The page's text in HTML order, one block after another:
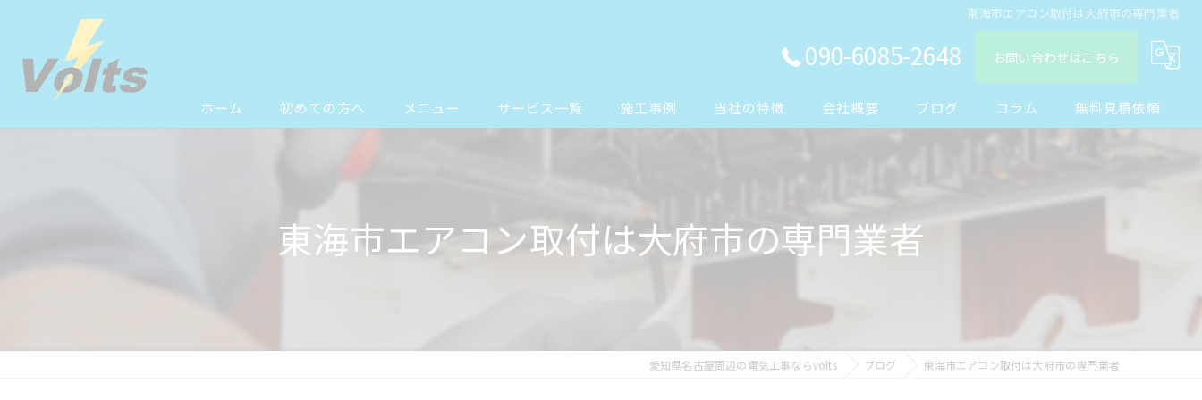
東海市エアコン取付は大府市の専門業者
090-6085-2648 お問い合わせはこちら
ホーム 初めての方へ メニュー サービス一覧
ドアホン工事
施工事例 当社の特徴
リフォーム
会社概要 ブログ コラム 無料見積依頼
東海市エアコン取付は大府市の専門業者
愛知県名古屋周辺の電気工事ならvolts ブログ 東海市エアコン取付は大府市の専門業者